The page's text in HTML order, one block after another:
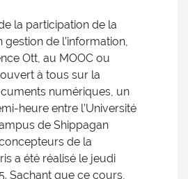
la participation de la
gestion de l’information,
Ott, au MOOC ou
à tous sur la
numériques, un
heure entre l’Université
de Shippagan
de la
a été réalisé le jeudi
Sachant que ce cours,